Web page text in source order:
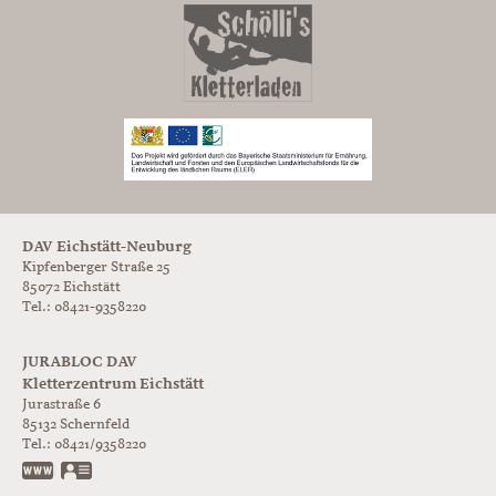
DAV Eichstätt-Neuburg
Kipfenberger Straße 25
85072 Eichstätt
Tel.: 08421-9358220
JURABLOC DAV
Kletterzentrum Eichstätt
Jurastraße 6
85132 Schernfeld
Tel.: 08421/9358220
www.jurabloc.de